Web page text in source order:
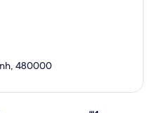
480000